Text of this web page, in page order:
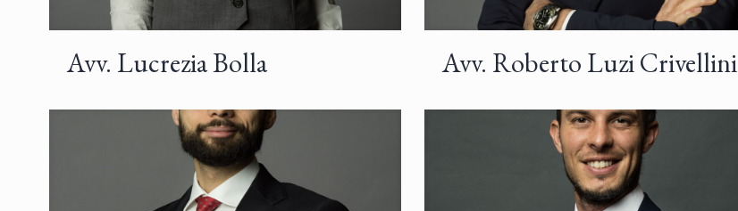
Avv. Lucrezia Bolla Avv. Roberto Luzi Crivellini